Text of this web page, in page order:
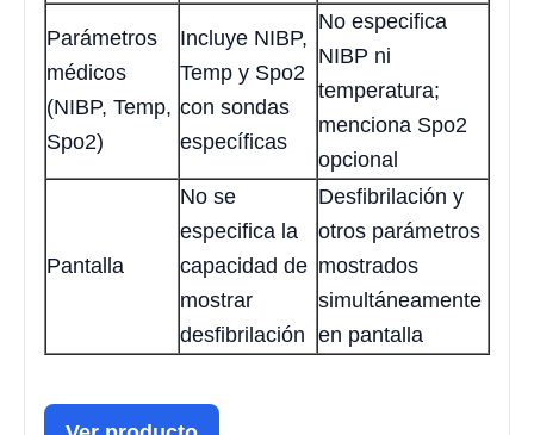
Parámetros
médicos
(NIBP, Temp,
Spo2)
Incluye NIBP,
Temp y Spo2
con sondas
específicas
No especifica
NIBP ni
temperatura;
menciona Spo2
opcional
Pantalla
No se
especifica la
capacidad de
mostrar
desfibrilación
Desfibrilación y
otros parámetros
mostrados
simultáneamente
en pantalla